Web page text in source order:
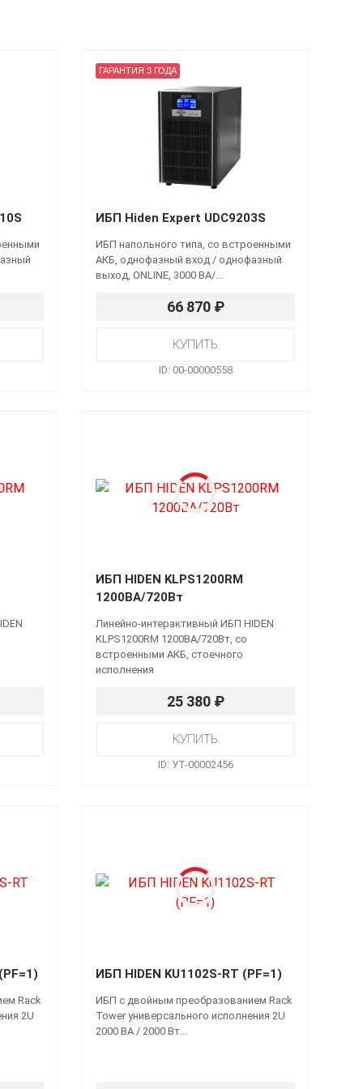
ИБП Hiden Expert UDC9203S
ИБП напольного типа, со встроенными
АКБ, однофазный вход / однофазный
выход, ONLINE, 3000 ВА/...
66 870 ₽
ГАРАНТИЯ 3 ГОДА
ID: 00-00000558
ИБП HIDEN KLPS1200RM
1200ВА/720Вт
Линейно-интерактивный ИБП HIDEN
KLPS1200RM 1200ВА/720Вт, со
встроенными АКБ, стоечного
исполнения
25 380 ₽
ID: УТ-00002456
Rack
2U
ИБП HIDEN KU1102S-RT (PF=1)
ИБП с двойным преобразованием Rack
Tower универсального исполнения 2U
2000 ВА / 2000 Вт...